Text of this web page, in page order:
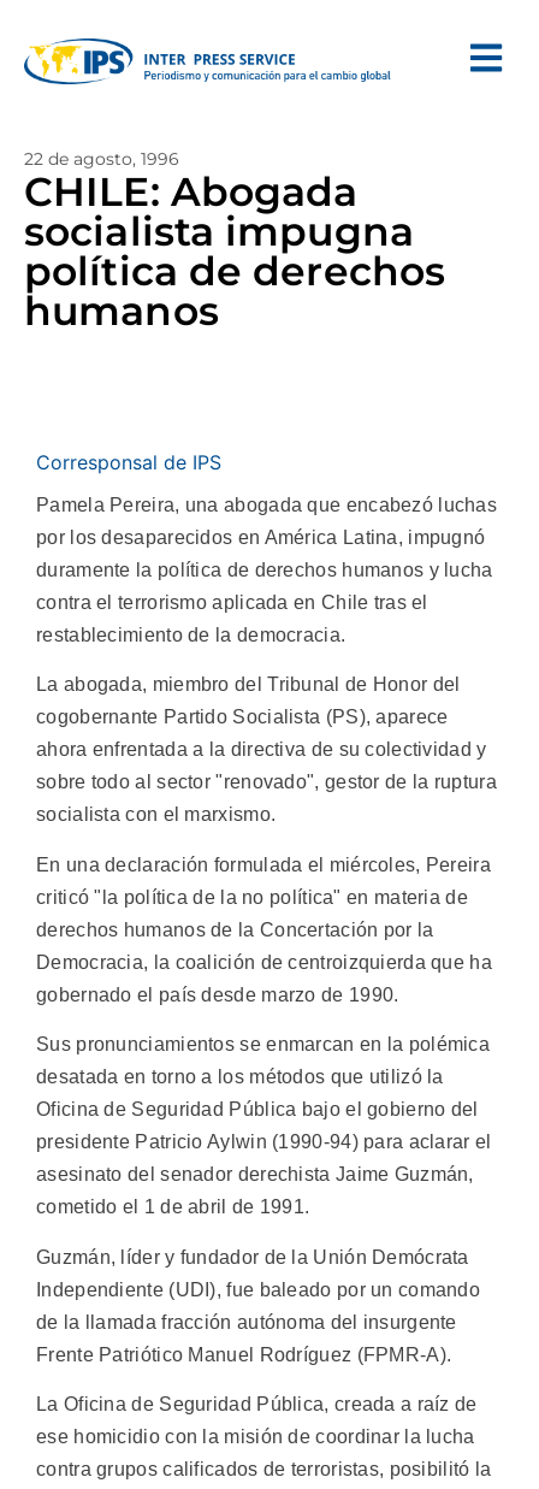
22 de agosto, 1996
CHILE: Abogada
socialista impugna
política de derechos
humanos
Corresponsal de IPS
Pamela Pereira, una abogada que encabezó luchas
por los desaparecidos en América Latina, impugnó
duramente la política de derechos humanos y lucha
contra el terrorismo aplicada en Chile tras el
restablecimiento de la democracia.
La abogada, miembro del Tribunal de Honor del
cogobernante Partido Socialista (PS), aparece
ahora enfrentada a la directiva de su colectividad y
sobre todo al sector "renovado", gestor de la ruptura
socialista con el marxismo.
En una declaración formulada el miércoles, Pereira
criticó "la política de la no política" en materia de
derechos humanos de la Concertación por la
Democracia, la coalición de centroizquierda que ha
gobernado el país desde marzo de 1990.
Sus pronunciamientos se enmarcan en la polémica
desatada en torno a los métodos que utilizó la
Oficina de Seguridad Pública bajo el gobierno del
presidente Patricio Aylwin (1990-94) para aclarar el
asesinato del senador derechista Jaime Guzmán,
cometido el 1 de abril de 1991.
Guzmán, líder y fundador de la Unión Demócrata
Independiente (UDI), fue baleado por un comando
de la llamada fracción autónoma del insurgente
Frente Patriótico Manuel Rodríguez (FPMR-A).
La Oficina de Seguridad Pública, creada a raíz de
ese homicidio con la misión de coordinar la lucha
contra grupos calificados de terroristas, posibilitó la